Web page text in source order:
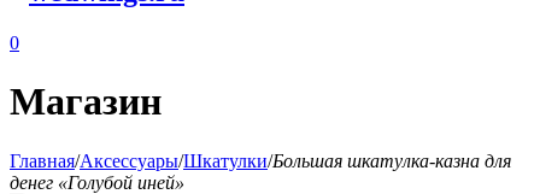
0
Магазин
Главная/Аксессуары/Шкатулки/Большая шкатулка-казна для
денег «Голубой иней»